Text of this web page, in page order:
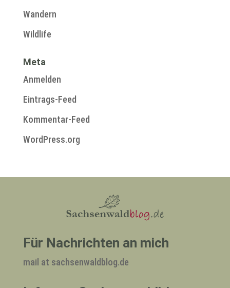
Wandern
Wildlife
Meta
Anmelden
Eintrags-Feed
Kommentar-Feed
WordPress.org
Für Nachrichten an mich
mail at sachsenwaldblog.de